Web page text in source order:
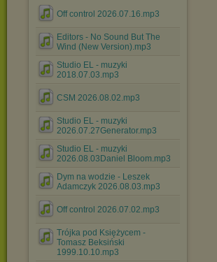
Off control 2026.07.16.mp3
Editors - No Sound But The
Wind (New Version).mp3
Studio EL - muzyki
2018.07.03.mp3
CSM 2026.08.02.mp3
Studio EL - muzyki
2026.07.27Generator.mp3
Studio EL - muzyki
2026.08.03Daniel Bloom.mp3
Dym na wodzie - Leszek
Adamczyk 2026.08.03.mp3
Off control 2026.07.02.mp3
Trójka pod Księżycem -
Tomasz Beksiński
1999.10.10.mp3